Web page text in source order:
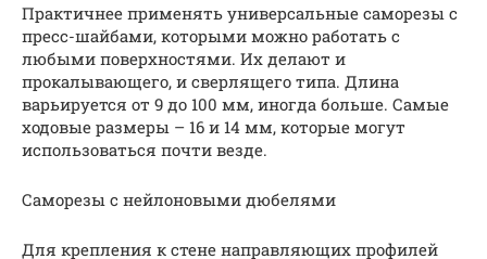
Практичнее применять универсальные саморезы с
пресс-шайбами, которыми можно работать с
любыми поверхностями. Их делают и
прокалывающего, и сверлящего типа. Длина
варьируется от 9 до 100 мм, иногда больше. Самые
ходовые размеры – 16 и 14 мм, которые могут
использоваться почти везде.
Саморезы с нейлоновыми дюбелями
Для крепления к стене направляющих профилей